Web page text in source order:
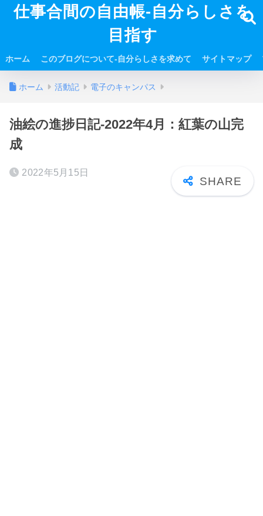
仕事合間の自由帳-自分らしさを
目指す
ホーム このブログについて-自分らしさを求めて サイトマップ
ホーム 活動記 電子のキャンパス
油絵の進捗日記-2022年4月：紅葉の山完
成
2022年5月15日